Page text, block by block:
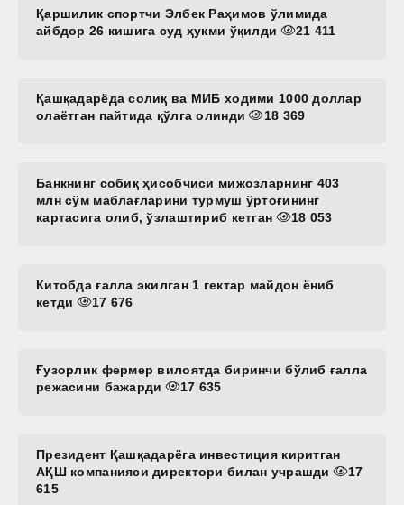
Қаршилик спортчи Элбек Раҳимов ўлимида
айбдор 26 кишига суд ҳукми ўқилди
21 411
Қашқадарёда солиқ ва МИБ ходими 1000 доллар
олаётган пайтида қўлга олинди
18 369
Банкнинг собиқ ҳисобчиси мижозларнинг 403
млн сўм маблағларини турмуш ўртоғининг
картасига олиб, ўзлаштириб кетган
18 053
Китобда ғалла экилган 1 гектар майдон ёниб
кетди
17 676
Ғузорлик фермер вилоятда биринчи бўлиб ғалла
режасини бажарди
17 635
Президент Қашқадарёга инвестиция киритган
АҚШ компанияси директори билан учрашди
17
615